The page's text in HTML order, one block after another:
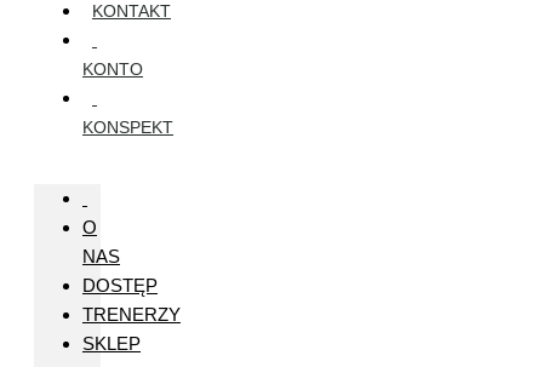
KONTAKT
KONTO
KONSPEKT
O
NAS
DOSTĘP
TRENERZY
SKLEP